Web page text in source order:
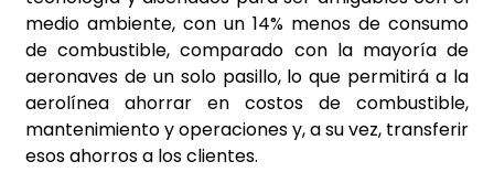
medio ambiente, con un 14% menos de consumo
de combustible, comparado con la mayoría de
aeronaves de un solo pasillo, lo que permitirá a la
aerolínea ahorrar en costos de combustible,
mantenimiento y operaciones y, a su vez, transferir
esos ahorros a los clientes.